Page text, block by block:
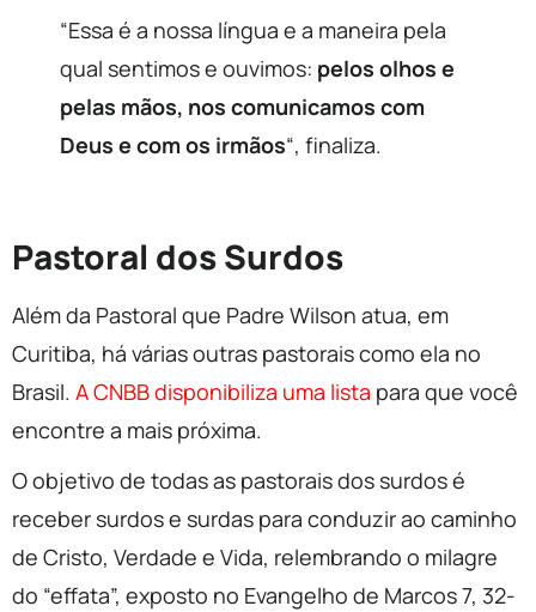
“Essa é a nossa língua e a maneira pela
qual sentimos e ouvimos: pelos olhos e
pelas mãos, nos comunicamos com
Deus e com os irmãos“, finaliza.
Pastoral dos Surdos
Além da Pastoral que Padre Wilson atua, em
Curitiba, há várias outras pastorais como ela no
Brasil. A CNBB disponibiliza uma lista para que você
encontre a mais próxima.
O objetivo de todas as pastorais dos surdos é
receber surdos e surdas para conduzir ao caminho
de Cristo, Verdade e Vida, relembrando o milagre
do “effata”, exposto no Evangelho de Marcos 7, 32-